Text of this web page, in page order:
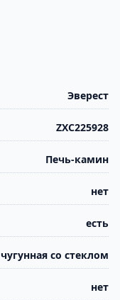
Эверест
ZXC225928
Печь-камин
нет
есть
чугунная со стеклом
нет